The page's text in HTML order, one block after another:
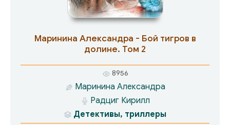
Маринина Александра - Бой тигров в
долине. Том 2
8956
Маринина Александра
Радциг Кирилл
Детективы, триллеры